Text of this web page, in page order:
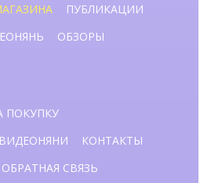
ПУБЛИКАЦИИ
ОБЗОРЫ
ПОКУПКУ
КОНТАКТЫ
ОБРАТНАЯ СВЯЗЬ